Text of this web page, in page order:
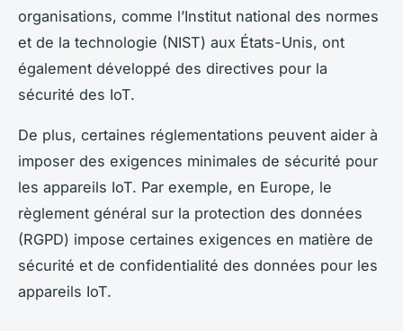
organisations, comme l’Institut national des normes
et de la technologie (NIST) aux États-Unis, ont
également développé des directives pour la
sécurité des IoT.
De plus, certaines réglementations peuvent aider à
imposer des exigences minimales de sécurité pour
les appareils IoT. Par exemple, en Europe, le
règlement général sur la protection des données
(RGPD) impose certaines exigences en matière de
sécurité et de confidentialité des données pour les
appareils IoT.